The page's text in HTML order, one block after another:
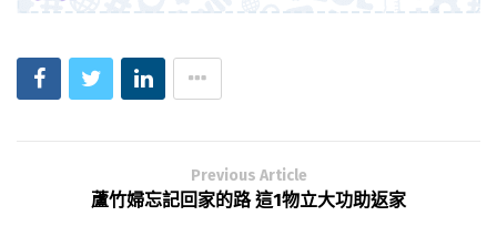
Previous Article
蘆竹婦忘記回家的路 這1物立大功助返家